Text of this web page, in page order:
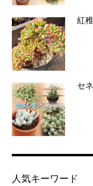
紅
セ
人気キーワード